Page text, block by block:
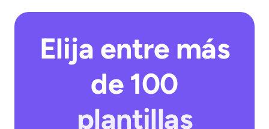
Elija entre más
de 100
plantillas